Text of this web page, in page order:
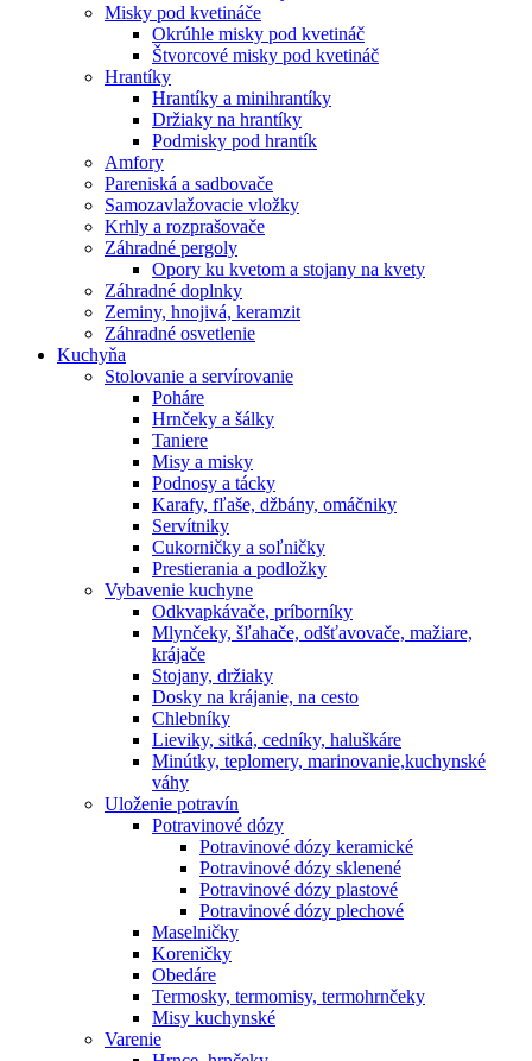
Misky pod kvetináče
Okrúhle misky pod kvetináč
Štvorcové misky pod kvetináč
Hrantíky
Hrantíky a minihrantíky
Držiaky na hrantíky
Podmisky pod hrantík
Amfory
Pareniská a sadbovače
Samozavlažovacie vložky
Krhly a rozprašovače
Záhradné pergoly
Opory ku kvetom a stojany na kvety
Záhradné doplnky
Zeminy, hnojivá, keramzit
Záhradné osvetlenie
Kuchyňa
Stolovanie a servírovanie
Poháre
Hrnčeky a šálky
Taniere
Misy a misky
Podnosy a tácky
Karafy, fľaše, džbány, omáčniky
Servítniky
Cukorničky a soľničky
Prestierania a podložky
Vybavenie kuchyne
Odkvapkávače, príborníky
Mlynčeky, šľahače, odšťavovače, mažiare,
krájače
Stojany, držiaky
Dosky na krájanie, na cesto
Chlebníky
Lieviky, sitká, cedníky, haluškáre
Minútky, teplomery, marinovanie,kuchynské
váhy
Uloženie potravín
Potravinové dózy
Potravinové dózy keramické
Potravinové dózy sklenené
Potravinové dózy plastové
Potravinové dózy plechové
Maselničky
Koreničky
Obedáre
Termosky, termomisy, termohrnčeky
Misy kuchynské
Varenie